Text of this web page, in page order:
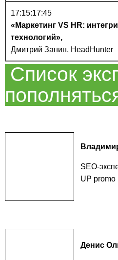
17:15:17:45
«Маркетинг VS HR:
технологий»,
Дмитрий Занин, HeadHunter
Список
SEO-
UP
Денис